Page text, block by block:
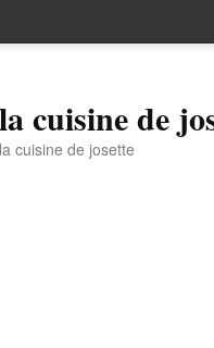
la cuisine de
la cuisine de josette